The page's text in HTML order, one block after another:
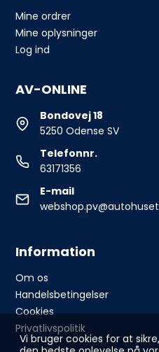
Vi bruger cookies for at
Mine ordrer
Mine oplysninger
Log ind
AV-ONLINE
Bondovej 18
5250 Odense SV
Telefonnr.
63171356
E-mail
Information
Om os
Handelsbetingelser
Cookies
Privatlivspolitik